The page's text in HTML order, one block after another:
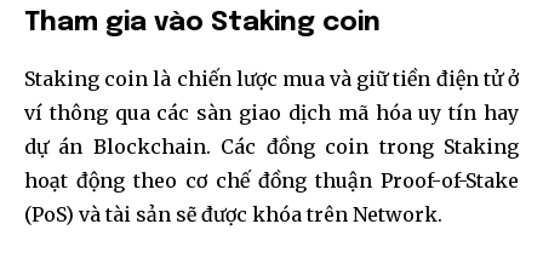
Tham gia vào Staking coin
Staking coin là chiến lược mua và giữ tiền điện tử ở
ví thông qua các sàn giao dịch mã hóa uy tín hay
dự án Blockchain. Các đồng coin trong Staking
hoạt động theo cơ chế đồng thuận Proof-of-Stake
(PoS) và tài sản sẽ được khóa trên Network.